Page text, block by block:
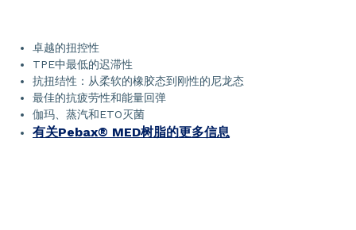
卓越的扭控性
TPE中最低的迟滞性
抗扭结性：从柔软的橡胶态到刚性的尼龙态
最佳的抗疲劳性和能量回弹
伽玛、蒸汽和ETO灭菌
有关Pebax® MED树脂的更多信息